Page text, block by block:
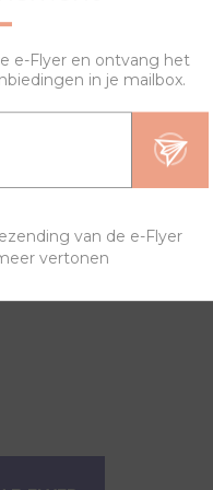
HOE WERKT HET?
van roestvrij staal,
e-Flyer en ontvang het
in je mailbox.
van de e-Flyer
vertonen